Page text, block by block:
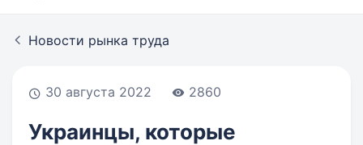
Новости рынка труда
30 августа 2022 2860
Украинцы, которые